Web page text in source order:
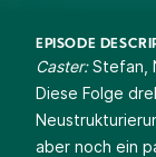
EPISODE
Caster:Stefan,
Diese Folge
aber noch ein